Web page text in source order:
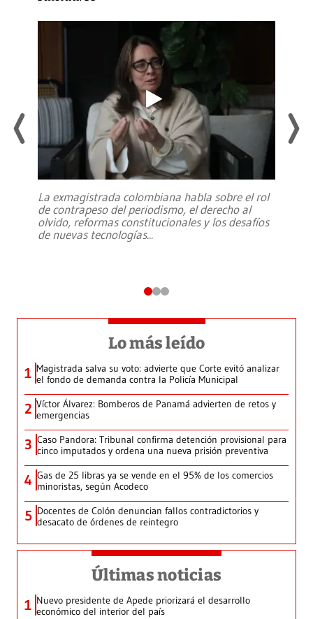
La exmagistrada colombiana habla sobre el rol
de contrapeso del periodismo, el derecho al
olvido, reformas constitucionales y los desafíos
de nuevas tecnologías...
Lo más leído
1 Magistrada salva su voto: advierte que Corte evitó analizar
el fondo de demanda contra la Policía Municipal
2 Víctor Álvarez: Bomberos de Panamá advierten de retos y
emergencias
3 Caso Pandora: Tribunal confirma detención provisional para
cinco imputados y ordena una nueva prisión preventiva
4 Gas de 25 libras ya se vende en el 95% de los comercios
minoristas, según Acodeco
5 Docentes de Colón denuncian fallos contradictorios y
desacato de órdenes de reintegro
Últimas noticias
1 Nuevo presidente de Apede priorizará el desarrollo
económico del interior del país